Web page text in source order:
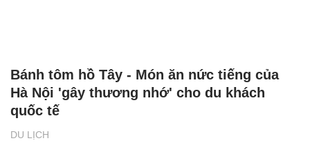
DU LỊCH
Bánh tôm hồ Tây - Món ăn nức tiếng của
Hà Nội 'gây thương nhớ' cho du khách
quốc tế